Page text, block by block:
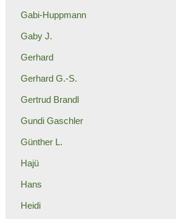
Gabi-Huppmann
Gaby J.
Gerhard
Gerhard G.-S.
Gertrud Brandl
Gundi Gaschler
Günther L.
Hajü
Hans
Heidi